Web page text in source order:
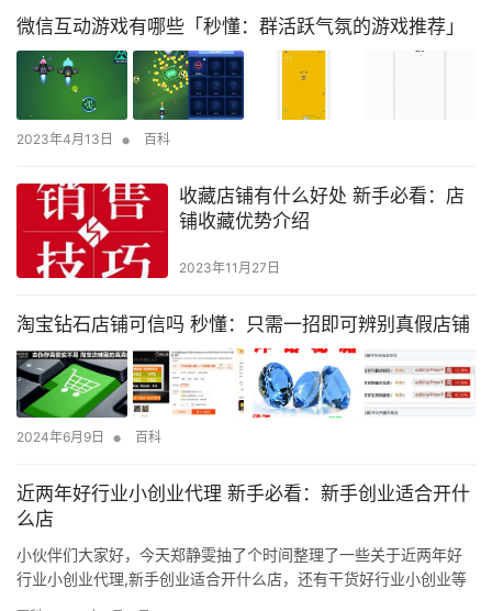
微信互动游戏有哪些「秒懂：群活跃气氛的游戏推荐」
2023年4月13日 • 百科
收藏店铺有什么好处 新手必看：店
铺收藏优势介绍
2023年11月27日
淘宝钻石店铺可信吗 秒懂：只需一招即可辨别真假店铺
2024年6月9日 • 百科
近两年好行业小创业代理 新手必看：新手创业适合开什
么店
小伙伴们大家好，今天郑静雯抽了个时间整理了一些关于近两年好
行业小创业代理,新手创业适合开什么店，还有干货好行业小创业等